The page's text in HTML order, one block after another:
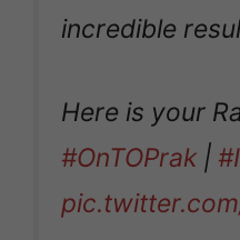
incredible
Here is your
#OnTOPrak |